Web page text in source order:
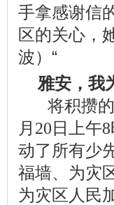
手拿感谢信
区的关心，
波）“
雅安，我
将积攒的
月20日上午
动了所有少
福墙、为灾
为灾区人民